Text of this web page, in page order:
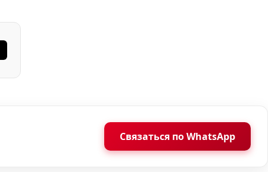
Связаться по WhatsApp